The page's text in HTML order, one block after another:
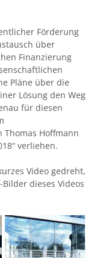
Förderung
über
Finanzierung
Pläne über die
Lösung den Weg
für diesen
Hoffmann
verliehen.
Video gedreht,
dieses Videos